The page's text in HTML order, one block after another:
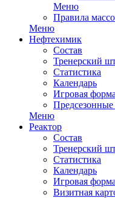
Меню
Правила
Меню
Нефтехимик
Состав
Тренерский
Статистика
Календарь
Игровая форма
Меню
Реактор
Состав
Тренерский
Статистика
Календарь
Игровая форма
Визитная